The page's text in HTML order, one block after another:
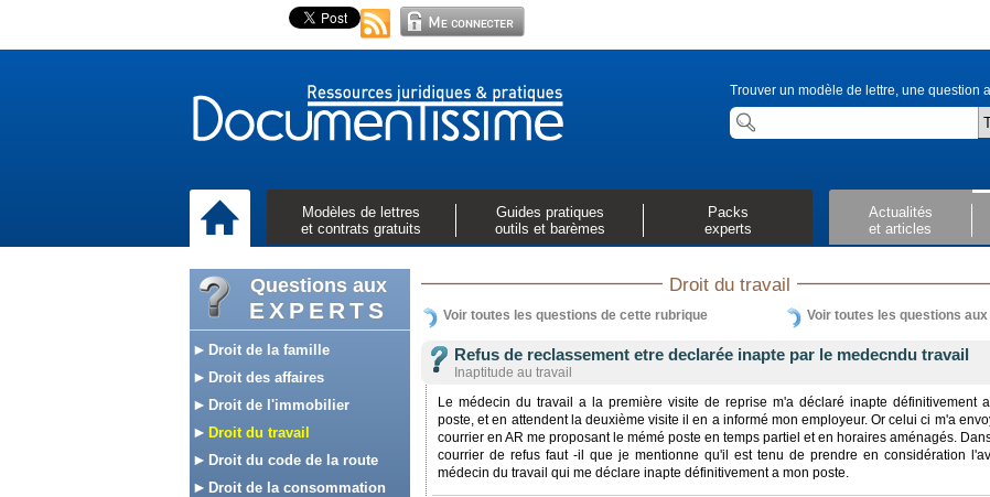
Trouver un modèle de lettre, une question
Modèles de lettres
et contrats gratuits
Guides pratiques
outils et barèmes
Packs
experts
Actualités
et articles
Questions aux
EXPERTS
Droit de la famille
Droit des affaires
Droit de l'immobilier
Droit du travail
Droit du code de la route
Droit de la consommation
Droit du travail
Voir toutes les questions de cette rubrique Voir toutes les questions
Refus de reclassement etre declarée inapte par le medecndu travail
Inaptitude au travail
Le médecin du travail a la première visite de reprise m'a déclaré inapte définitivement
poste, et en attendent la deuxième visite il en a informé mon employeur. Or celui ci m'a
courrier en AR me proposant le mémé poste en temps partiel et en horaires aménagés.
courrier de refus faut -il que je mentionne qu'il est tenu de prendre en considération
médecin du travail qui me déclare inapte définitivement a mon poste.